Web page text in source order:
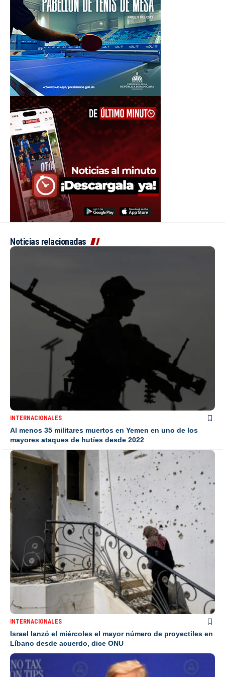
Noticias relacionadas
INTERNACIONALES
Al menos 35 militares muertos en Yemen en uno de los
mayores ataques de hutíes desde 2022
INTERNACIONALES
Israel lanzó el miércoles el mayor número de proyectiles en
Líbano desde acuerdo, dice ONU